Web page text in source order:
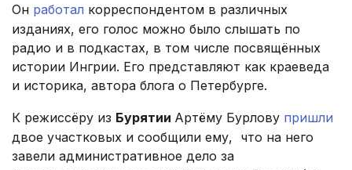
Он работал корреспондентом в различных
изданиях, его голос можно было слышать по
радио и в подкастах, в том числе посвящённых
истории Ингрии. Его представляют как краеведа
и историка, автора блога о Петербурге.
К режиссёру из Бурятии Артёму Бурлову пришли
двое участковых и сообщили ему, что на него
завели административное дело за